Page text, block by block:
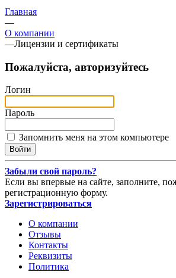
Главная
—
О компании
—Лицензии и сертификаты
Пожалуйста, авторизуйтесь
Логин
Пароль
Запомнить меня на этом компьютере
Забыли свой пароль?
Если вы впервые на сайте, заполните,
регистрационную форму.
Зарегистрироваться
О компании
Отзывы
Контакты
Реквизиты
Политика